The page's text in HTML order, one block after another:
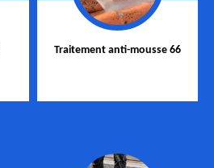
Traitement anti-mousse 66